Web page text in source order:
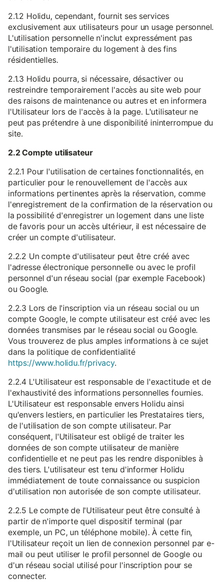
2.1.2 Holidu, cependant, fournit ses services
exclusivement aux utilisateurs pour un usage personnel.
L'utilisation personnelle n'inclut expressément pas
l'utilisation temporaire du logement à des fins
résidentielles.
2.1.3 Holidu pourra, si nécessaire, désactiver ou
restreindre temporairement l'accès au site web pour
des raisons de maintenance ou autres et en informera
l'Utilisateur lors de l'accès à la page. L'utilisateur ne
peut pas prétendre à une disponibilité ininterrompue du
site.
2.2 Compte utilisateur
2.2.1 Pour l'utilisation de certaines fonctionnalités, en
particulier pour le renouvellement de l'accès aux
informations pertinentes après la réservation, comme
l'enregistrement de la confirmation de la réservation ou
la possibilité d'enregistrer un logement dans une liste
de favoris pour un accès ultérieur, il est nécessaire de
créer un compte d'utilisateur.
2.2.2 Un compte d'utilisateur peut être créé avec
l'adresse électronique personnelle ou avec le profil
personnel d'un réseau social (par exemple Facebook)
ou Google.
2.2.3 Lors de l'inscription via un réseau social ou un
compte Google, le compte utilisateur est créé avec les
données transmises par le réseau social ou Google.
Vous trouverez de plus amples informations à ce sujet
dans la politique de confidentialité
https://www.holidu.fr/privacy.
2.2.4 L'Utilisateur est responsable de l'exactitude et de
l'exhaustivité des informations personnelles fournies.
L'Utilisateur est responsable envers Holidu ainsi
qu'envers lestiers, en particulier les Prestataires tiers,
de l'utilisation de son compte utilisateur. Par
conséquent, l'Utilisateur est obligé de traiter les
données de son compte utilisateur de manière
confidentielle et ne peut pas les rendre disponibles à
des tiers. L'utilisateur est tenu d'informer Holidu
immédiatement de toute connaissance ou suspicion
d'utilisation non autorisée de son compte utilisateur.
2.2.5 Le compte de l'Utilisateur peut être consulté à
partir de n'importe quel dispositif terminal (par
exemple, un PC, un téléphone mobile). À cette fin,
l'Utilisateur reçoit un lien de connexion personnel par e-
mail ou peut utiliser le profil personnel de Google ou
d'un réseau social utilisé pour l'inscription pour se
connecter.